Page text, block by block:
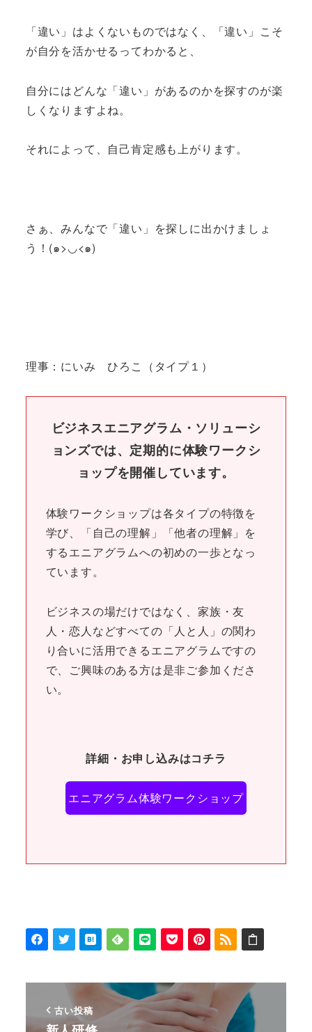
「違い」はよくないものではなく、「違い」こそ
が自分を活かせるってわかると、
自分にはどんな「違い」があるのかを探すのが楽
しくなりますよね。
それによって、自己肯定感も上がります。
さぁ、みんなで「違い」を探しに出かけましょ
う！(๑>◡<๑)
理事：にいみ ひろこ（タイプ１）
ビジネスエニアグラム・ソリューシ
ョンズでは、定期的に体験ワークシ
ョップを開催しています。
体験ワークショップは各タイプの特徴を
学び、「自己の理解」「他者の理解」を
するエニアグラムへの初めの一歩となっ
ています。
ビジネスの場だけではなく、家族・友
人・恋人などすべての「人と人」の関わ
り合いに活用できるエニアグラムですの
で、ご興味のある方は是非ご参加くださ
い。
詳細・お申し込みはコチラ
エニアグラム体験ワークショップ
古い投稿